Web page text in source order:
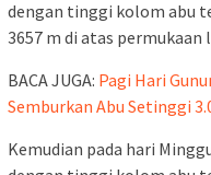
dengan tinggi kolom abu
3657 m di atas permukaan
BACA JUGA: Pagi Hari
Semburkan Abu Setinggi
Kemudian pada hari